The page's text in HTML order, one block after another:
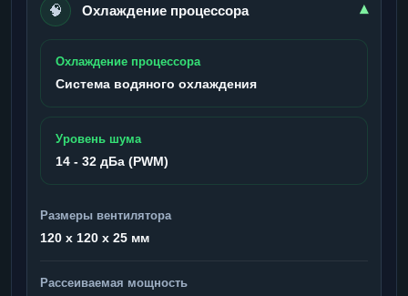
🧠 Охлаждение процессора ▾
Охлаждение процессора
Система водяного охлаждения
Уровень шума
14 - 32 дБа (PWM)
Размеры вентилятора
120 x 120 x 25 мм
Рассеиваемая мощность